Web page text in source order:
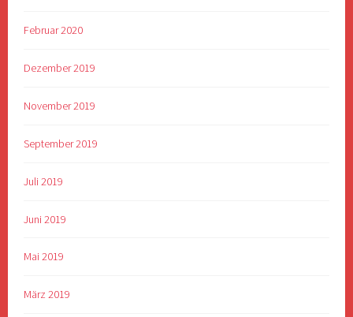
Februar 2020
Dezember 2019
November 2019
September 2019
Juli 2019
Juni 2019
Mai 2019
März 2019